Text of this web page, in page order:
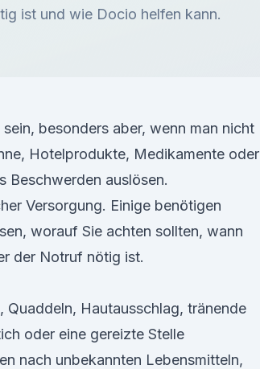
ist und wie Docio helfen kann.
besonders aber, wenn man nicht
Hotelprodukte, Medikamente oder
Beschwerden auslösen.
Versorgung. Einige benötigen
worauf Sie achten sollten, wann
der Notruf nötig ist.
Quaddeln, Hautausschlag, tränende
oder eine gereizte Stelle
nach unbekannten Lebensmitteln,